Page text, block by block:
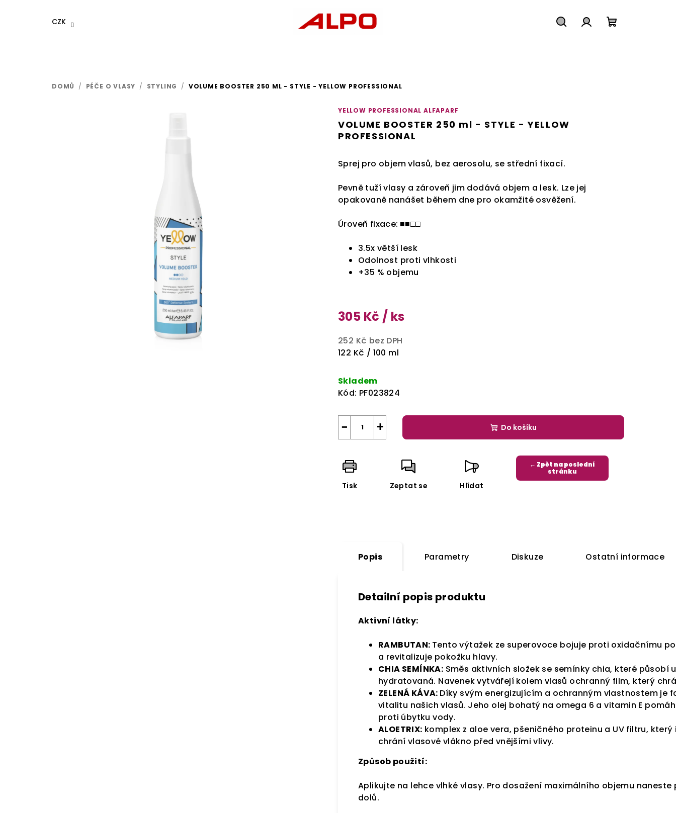
CZK
DOMŮ / PÉČE O VLASY / STYLING / VOLUME BOOSTER 250 ML - STYLE - YELLOW PROFESSIONAL
YELLOW PROFESSIONAL ALFAPARF
VOLUME BOOSTER 250 ml - STYLE - YELLOW
PROFESSIONAL
Sprej pro objem vlasů, bez aerosolu, se střední fixací.
Pevně tuží vlasy a zároveň jim dodává objem a lesk. Lze jej
opakovaně nanášet během dne pro okamžité osvěžení.
Úroveň fixace: ■■□□
3.5x větší lesk
Odolnost proti vlhkosti
+35 % objemu
305 Kč / ks
252 Kč bez DPH
Měrná
122 Kč / 100 ml
Skladem
Kód: PF023824
+
− Do košíku
Tisk Zeptat se Hlídat
← Zpět na poslední
stránku
Popis Parametry Diskuze Ostatní informace
Detailní popis produktu
Aktivní látky:
RAMBUTAN: Tento výtažek ze superovoce bojuje proti oxidačnímu
a revitalizuje pokožku hlavy.
CHIA SEMÍNKA: Směs aktivních složek se semínky chia, které působí
hydratovaná. Navenek vytvářejí kolem vlasů ochranný film, který
ZELENÁ KÁVA: Díky svým energizujícím a ochranným vlastnostem
vitalitu našich vlasů. Jeho olej bohatý na omega 6 a vitamin E
proti úbytku vody.
ALOETRIX: komplex z aloe vera, pšeničného proteinu a UV filtru,
chrání vlasové vlákno před vnějšími vlivy.
Způsob použití:
Aplikujte na lehce vlhké vlasy. Pro dosažení maximálního objemu
dolů.